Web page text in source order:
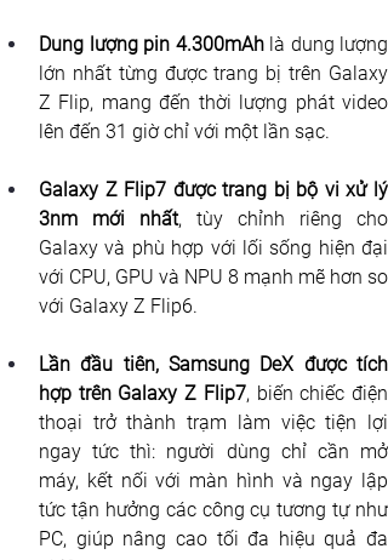
Dung lượng pin 4.300mAh là dung lượng
lớn nhất từng được trang bị trên Galaxy
Z Flip, mang đến thời lượng phát video
lên đến 31 giờ chỉ với một lần sạc.
Galaxy Z Flip7 được trang bị bộ vi xử lý
3nm mới nhất, tùy chỉnh riêng cho
Galaxy và phù hợp với lối sống hiện đại
với CPU, GPU và NPU 8 mạnh mẽ hơn so
với Galaxy Z Flip6.
Lần đầu tiên, Samsung DeX được tích
hợp trên Galaxy Z Flip7, biến chiếc điện
thoại trở thành trạm làm việc tiện lợi
ngay tức thì: người dùng chỉ cần mở
máy, kết nối với màn hình và ngay lập
tức tận hưởng các công cụ tương tự như
PC, giúp nâng cao tối đa hiệu quả đa